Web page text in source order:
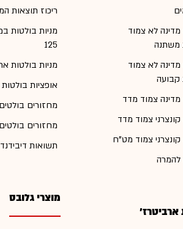
לא צמוד
משתנה
לא צמוד
קבועה
צמוד מדד
צמוד מדד
צמוד מט"ח
ארביטרז'
ריכוז תוצאות
מניות בולטות
125
מניות בולטות
אופציות בולטות
מחזורים בולטים
מחזורים
תשואות
מוצרי גלובס